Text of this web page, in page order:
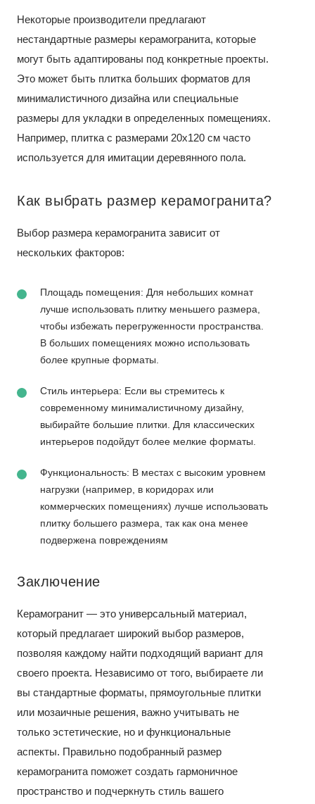
Некоторые производители предлагают
нестандартные размеры керамогранита, которые
могут быть адаптированы под конкретные проекты.
Это может быть плитка больших форматов для
минималистичного дизайна или специальные
размеры для укладки в определенных помещениях.
Например, плитка с размерами 20x120 см часто
используется для имитации деревянного пола.
Как выбрать размер керамогранита?
Выбор размера керамогранита зависит от
нескольких факторов:
Площадь помещения: Для небольших комнат
лучше использовать плитку меньшего размера,
чтобы избежать перегруженности пространства.
В больших помещениях можно использовать
более крупные форматы.
Стиль интерьера: Если вы стремитесь к
современному минималистичному дизайну,
выбирайте большие плитки. Для классических
интерьеров подойдут более мелкие форматы.
Функциональность: В местах с высоким уровнем
нагрузки (например, в коридорах или
коммерческих помещениях) лучше использовать
плитку большего размера, так как она менее
подвержена повреждениям
Заключение
Керамогранит — это универсальный материал,
который предлагает широкий выбор размеров,
позволяя каждому найти подходящий вариант для
своего проекта. Независимо от того, выбираете ли
вы стандартные форматы, прямоугольные плитки
или мозаичные решения, важно учитывать не
только эстетические, но и функциональные
аспекты. Правильно подобранный размер
керамогранита поможет создать гармоничное
пространство и подчеркнуть стиль вашего